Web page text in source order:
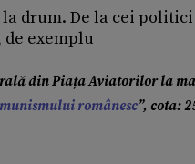
drum. De la cei politici
de exemplu
din Piața Aviatorilor la
românesc”, cota: